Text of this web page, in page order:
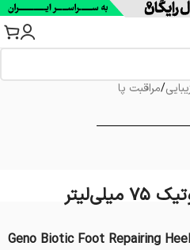
/مراقبت پا
Geno Biotic Foot Repairing